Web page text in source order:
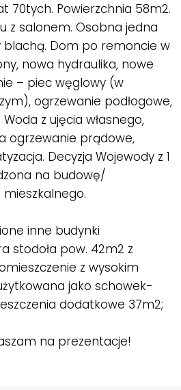
70tych. Powierzchnia 58m2.
z salonem. Osobna jedna
blachą. Dom po remoncie w
nowa hydraulika, nowe
– piec węglowy (w
ogrzewanie podłogowe,
z ujęcia własnego,
ogrzewanie prądowe,
Decyzja Wojewody z 1
na budowę/
inne budynki
stodoła pow. 42m2 z
z wysokim
jako schowek-
dodatkowe 37m2;
na prezentacje!